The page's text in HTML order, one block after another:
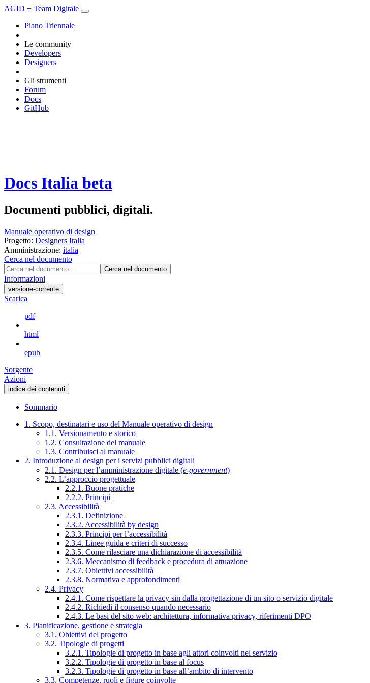
AGID + Team Digitale
Piano Triennale
Le community
Developers
Designers
Gli strumenti
Forum
Docs
GitHub
Docs Italia beta
Documenti pubblici, digitali.
Manuale operativo di design
Progetto: Designers Italia
Amministrazione: italia
Cerca nel documento
Cerca nel documento
Informazioni
versione-corrente
Scarica
pdf
html
epub
Sorgente
Azioni
indice dei contenuti
Sommario
1. Scopo, destinatari e uso del Manuale operativo di design
1.1. Versionamento e storico
1.2. Consultazione del manuale
1.3. Contribuisci al manuale
2. Introduzione al design per i servizi pubblici digitali
2.1. Design per l’amministrazione digitale (e-government)
2.2. L’approccio progettuale
2.2.1. Buone pratiche
2.2.2. Principi
2.3. Accessibilità
2.3.1. Definizione
2.3.2. Accessibilità by design
2.3.3. Principi per l’accessibilità
2.3.4. Linee guida e criteri di successo
2.3.5. Come rilasciare una dichiarazione di accessibilità
2.3.6. Meccanismo di feedback e procedura di attuazione
2.3.7. Obiettivi accessibilità
2.3.8. Normativa e approfondimenti
2.4. Privacy
2.4.1. Come rispettare la privacy sin dalla progettazione di un sito o servizio digitale
2.4.2. Richiedi il consenso quando necessario
2.4.3. Le basi del sito web: architettura, informativa privacy, riferimenti DPO
3. Pianificazione, gestione e strategia
3.1. Obiettivi del progetto
3.2. Tipologie di progetti
3.2.1. Tipologie di progetto in base agli attori coinvolti nel servizio
3.2.2. Tipologie di progetto in base al focus
3.2.3. Tipologie di progetto in base all’ambito di intervento
3.3. Competenze, ruoli e figure coinvolte